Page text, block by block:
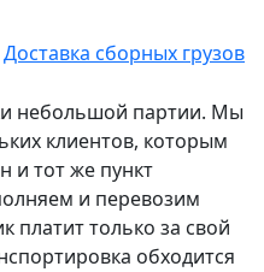
Доставка сборных грузов
небольшой партии. Мы
клиентов, которым
и тот же пункт
и перевозим
платит только за свой
обходится